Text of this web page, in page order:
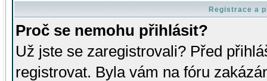
Registrace a
Proč se nemohu přihlásit?
Už jste se zaregistrovali? Před
registrovat. Byla vám na fóru